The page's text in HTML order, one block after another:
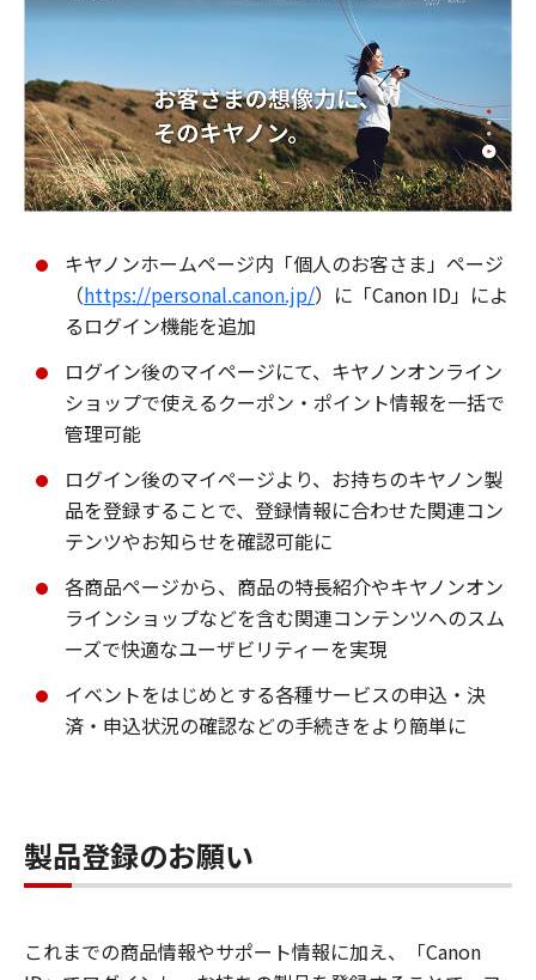
キヤノンホームページ内「個人のお客さま」ページ
（https://personal.canon.jp/）に「Canon ID」によ
るログイン機能を追加
ログイン後のマイページにて、キヤノンオンライン
ショップで使えるクーポン・ポイント情報を一括で
管理可能
ログイン後のマイページより、お持ちのキヤノン製
品を登録することで、登録情報に合わせた関連コン
テンツやお知らせを確認可能に
各商品ページから、商品の特長紹介やキヤノンオン
ラインショップなどを含む関連コンテンツへのスム
ーズで快適なユーザビリティーを実現
イベントをはじめとする各種サービスの申込・決
済・申込状況の確認などの手続きをより簡単に
製品登録のお願い
これまでの商品情報やサポート情報に加え、「Canon